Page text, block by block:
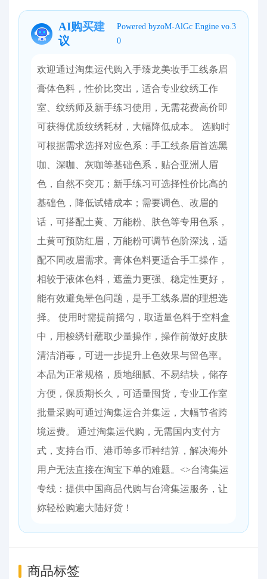
AI购买建
议
Powered byzoM-AlGc Engine vo.3
0
欢迎通过淘集运代购入手臻龙美妆手工线条眉
膏体色料，性价比突出，适合专业纹绣工作
室、纹绣师及新手练习使用，无需花费高价即
可获得优质纹绣耗材，大幅降低成本。 选购时
可根据需求选择对应色系：手工线条眉首选黑
咖、深咖、灰咖等基础色系，贴合亚洲人眉
色，自然不突兀；新手练习可选择性价比高的
基础色，降低试错成本；需要调色、改眉的
话，可搭配土黄、万能粉、肤色等专用色系，
土黄可预防红眉，万能粉可调节色阶深浅，适
配不同改眉需求。膏体色料更适合手工操作，
相较于液体色料，遮盖力更强、稳定性更好，
能有效避免晕色问题，是手工线条眉的理想选
择。 使用时需提前摇匀，取适量色料于空料盒
中，用梭绣针蘸取少量操作，操作前做好皮肤
清洁消毒，可进一步提升上色效果与留色率。
本品为正常规格，质地细腻、不易结块，储存
方便，保质期长久，可适量囤货，专业工作室
批量采购可通过淘集运合并集运，大幅节省跨
境运费。 通过淘集运代购，无需国内支付方
式，支持台币、港币等多币种结算，解决海外
用户无法直接在淘宝下单的难题。<>台湾集运
专线：提供中国商品代购与台湾集运服务，让
妳轻松购遍大陆好货！
商品标签